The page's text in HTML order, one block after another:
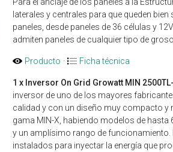
laterales y centrales para que queden
paneles, desde paneles de 36 células y
admiten paneles de cualquier tipo de
Producto · Ficha técnica
1 x Inversor On Grid Growatt MIN
inversor de uno de los mayores
calidad y con un diseño muy compacto y
gama MIN-X, habiendo modelos de
y un amplísimo rango de funcionamiento.
instalados para inyectar la energía que